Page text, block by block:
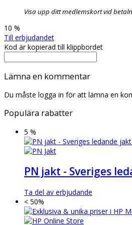
Visa upp ditt medlemskort vid
10 %
Till erbjudandet
Kod är kopierad till klippbordet
Lämna en kommentar
Du måste logga in för att lämna en
Populära rabatter
5 %
PN jakt - Sveriges
Ta del av erbjudande
< 50%